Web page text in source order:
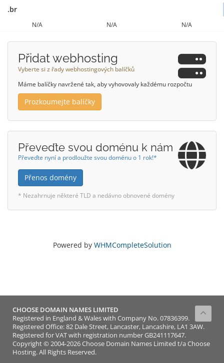
.br
N/A N/A N/A
Přidat webhosting
Vyberte si z řady webhostingových balíčků
Máme balíčky navržené tak, aby vyhovovaly každému rozpočtu
Prozkoumejte balíčky
Převeďte svou doménu k nám
Převeďte nyní a prodloužte svou doménu o 1 rok!*
Přenos domény
* Nezahrnuje některé TLD a nedávno obnovené domény
Powered by WHMCompleteSolution
CHOOSE DOMAIN NAMES LIMITED
Registered in England & Wales with Company No. 07836399.
Registered Office: 82 Dale Street, Lancaster, Lancashire, LA1 3AW.
Registered for VAT with registration number GB241117647.
Copyright © 2004-2026 Choose Domain Names Limited t/a Choose
Hosting. All Rights Reserved.